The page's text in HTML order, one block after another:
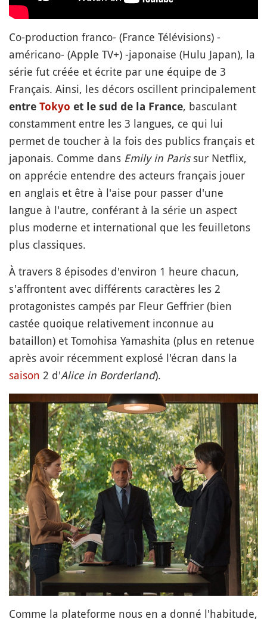
Co-production franco- (France Télévisions) -
américano- (Apple TV+) -japonaise (Hulu Japan), la
série fut créée et écrite par une équipe de 3
Français. Ainsi, les décors oscillent principalement
entre Tokyo et le sud de la France, basculant
constamment entre les 3 langues, ce qui lui
permet de toucher à la fois des publics français et
japonais. Comme dans Emily in Parissur Netflix,
on apprécie entendre des acteurs français jouer
en anglais et être à l'aise pour passer d'une
langue à l'autre, conférant à la série un aspect
plus moderne et international que les feuilletons
plus classiques.
À travers 8 épisodes d'environ 1 heure chacun,
s'affrontent avec différents caractères les 2
protagonistes campés par Fleur Geffrier (bien
castée quoique relativement inconnue au
bataillon) et Tomohisa Yamashita (plus en retenue
après avoir récemment explosé l'écran dans la
saison 2 d'Alice in Borderland).
Comme la plateforme nous en a donné l'habitude,